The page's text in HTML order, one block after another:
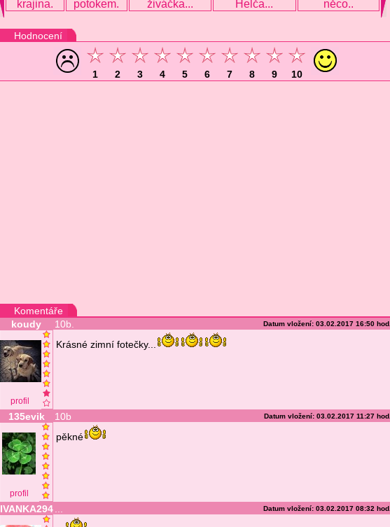
Hodnocení
1 2 3 4 5 6 7 8 9 10
Komentáře
koudy
10b. Datum vložení: 03.02.2017 16:50 hod.
profil
Krásné zimní fotečky...
135evik 10b Datum vložení: 03.02.2017 11:27 hod.
profil
pěkné
IVANKA294 Datum vložení: 03.02.2017 08:32 hod.